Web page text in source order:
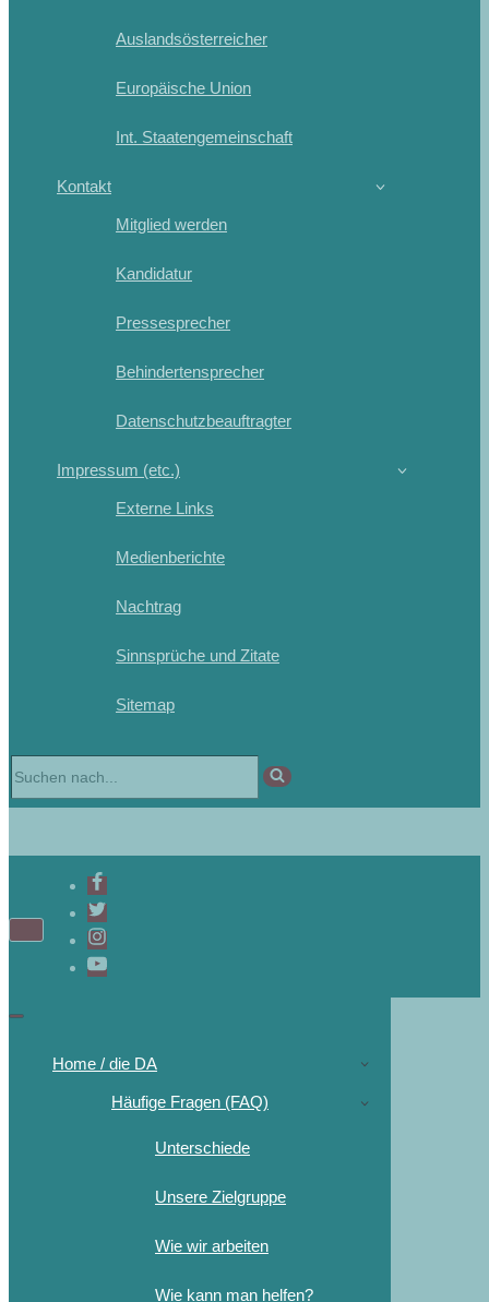
Auslandsösterreicher
Europäische Union
Int. Staatengemeinschaft
Kontakt
Mitglied werden
Kandidatur
Pressesprecher
Behindertensprecher
Datenschutzbeauftragter
Impressum (etc.)
Externe Links
Medienberichte
Nachtrag
Sinnsprüche und Zitate
Sitemap
Home / die DA
Häufige Fragen (FAQ)
Unterschiede
Unsere Zielgruppe
Wie wir arbeiten
Wie kann man helfen?